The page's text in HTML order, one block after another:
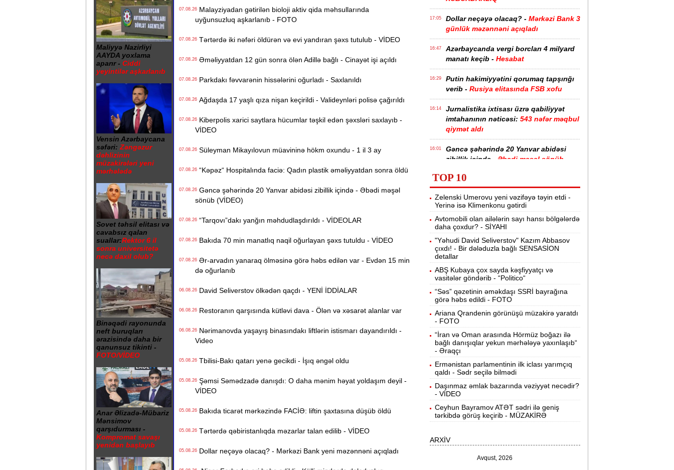
Maliyyə Nazirliyi
AAYDA yoxlama
aparır - Ciddi
yeyintilər aşkarlanıb
Vensin Azərbaycana
səfəri: Zəngəzur
dəhlizinin
müzakirələri yeni
mərhələdə
Sovet təhsil elitası və
cavabsız qalan
suallar:Rektor 6 il
sonra universitetə
necə daxil olub?
Binəqədi rayonunda
neft buruqları
ərazisində daha bir
qanunsuz tikinti -
FOTO/VİDEO
Anar Əlizadə-Mübariz
Mənsimov
qarşıdurması -
Kompromat savaşı
yenidən başlayıb
07.08.26Malayziyadan gətirilən bioloji aktiv qida məhsullarında
uyğunsuzluq aşkarlanıb - FOTO
07.08.26Tərtərdə iki nəfəri öldürən və evi yandıran şəxs tutulub - VİDEO
07.08.26Əməliyyatdan 12 gün sonra ölən Adillə bağlı - Cinayət işi açıldı
07.08.26Parkdakı fəvvarənin hissələrini oğurladı - Saxlanıldı
07.08.26Ağdaşda 17 yaşlı qıza nişan keçirildi - Valideynləri polisə çağırıldı
07.08.26Kiberpolis xarici saytlara hücumlar təşkil edən şəxsləri saxlayıb -
VİDEO
07.08.26Süleyman Mikayılovun müavininə hökm oxundu - 1 il 3 ay
07.08.26“Kəpəz“ Hospitalında faciə: Qadın plastik əməliyyatdan sonra öldü
07.08.26Gəncə şəhərində 20 Yanvar abidəsi zibillik içində - Əbədi məşəl
sönüb (VİDEO)
07.08.26“Tarqovı”dakı yanğın məhdudlaşdırıldı - VİDEOLAR
07.08.26Bakıda 70 min manatlıq naqil oğurlayan şəxs tutuldu - VİDEO
07.08.26Ər-arvadın yanaraq ölməsinə görə həbs edilən var - Evdən 15 min
də oğurlanıb
06.08.26David Seliverstov ölkədən qaçdı - YENİ İDDİALAR
06.08.26Restoranın qarşısında kütləvi dava - Ölən və xəsarət alanlar var
06.08.26Nərimanovda yaşayış binasındakı liftlərin istismarı dayandırıldı -
Video
05.08.26Tbilisi-Bakı qatarı yenə gecikdi - İşıq əngəl oldu
05.08.26Şəmsi Səmədzadə danışdı: O daha mənim həyat yoldaşım deyil -
VİDEO
05.08.26Bakıda ticarət mərkəzində FACİƏ: liftin şaxtasına düşüb öldü
05.08.26Tərtərdə qəbiristanlıqda məzarlar talan edilib - VİDEO
05.08.26Dollar neçəyə olacaq? - Mərkəzi Bank yeni məzənnəni açıqladı
17:05 Dollar neçəyə olacaq? - Mərkəzi Bank 3
günlük məzənnəni açıqladı
16:47
Azərbaycanda vergi borcları 4 milyard
manatı keçib - Hesabat
16:29
Putin hakimiyyətini qorumaq tapşırığı
verib - Rusiya elitasında FSB xofu
16:14
Jurnalistika ixtisası üzrə qabiliyyət
imtahanının nəticəsi: 543 nəfər məqbul
qiymət aldı
16:01
Gəncə şəhərində 20 Yanvar abidəsi
zibillik içində - Əbədi məşəl sönüb
15:45
Pakistan, Səudiyyə Ərəbistanı və
Türkiyə saziş imzalayıb -Birgə müdafiə
haqqında
15:28
“Tarqovı”dakı yanğın məhdudlaşdırıldı
-VİDEOLAR
15:13
Velosipedlər Azərbaycana hansı
ölkələrdən və neçəyə gətirilib -
14:59
Pərvin Abıyeva son görünüşü diqqət
çəkdi - FOTOLAR
14:43
Bakıda 70 min manatlıq naqil
oğurlayan şəxs tutuldu -VİDEO
14:26
Samir Şərifova yeni vəzifə verildi -
Prezident Sərəncam imzaladı
14:11 Tovuzda qadın qətlə yetirildi -Şübhəli
qardaşı oğludur
13:56 39 dərəcə isti olacaq -Sabaha olan
hava proqnozu
13:40
Prezident bu səfirlərin yerini dəyişdi -
TOP 10
Zelenski Umerovu yeni vəzifəyə təyin etdi -
Yerinə isə Klimenkonu gətirdi
Avtomobili olan ailələrin sayı hansı bölgələrdə
daha çoxdur? - SİYAHI
"Yəhudi David Seliverstov" Kazım Abbasov
çıxdı! - Bir dələduzla bağlı SENSASİON
detallar
ABŞ Kubaya çox sayda kəşfiyyatçı və
vasitələr göndərib - “Politico“
“Səs” qəzetinin əməkdaşı SSRİ bayrağına
görə həbs edildi - FOTO
Ariana Qrandenin görünüşü müzakirə yaratdı
- FOTO
“İran və Oman arasında Hörmüz boğazı ilə
bağlı danışıqlar yekun mərhələyə yaxınlaşıb“
- Əraqçı
Ermənistan parlamentinin ilk iclası yarımçıq
qaldı - Sədr seçilə bilmədi
Daşınmaz əmlak bazarında vəziyyət necədir?
- VİDEO
Ceyhun Bayramov ATƏT sədri ilə geniş
tərkibdə görüş keçirib - MÜZAKİRƏ
ARXİV
Avqust, 2026